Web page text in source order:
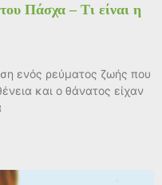
Πάσχα – Τι είναι η
ενός ρεύματος ζωής που
και ο θάνατος είχαν